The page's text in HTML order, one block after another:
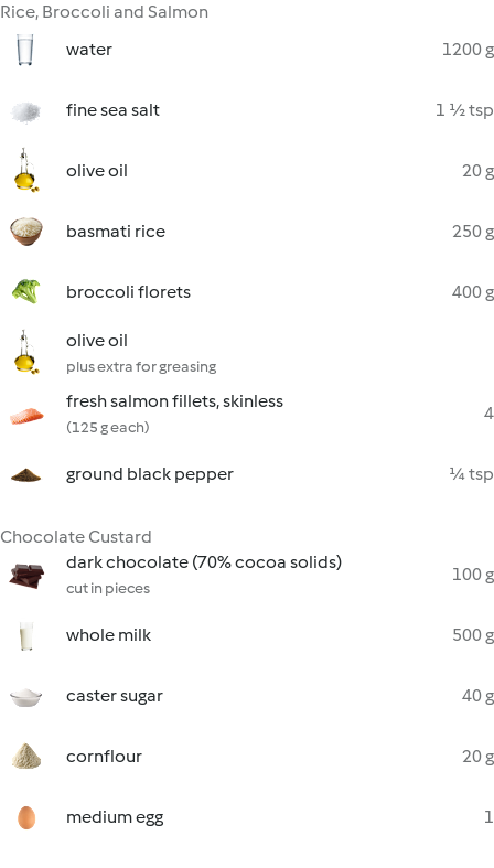
Rice, Broccoli and Salmon
water
1200 g
fine sea salt 1 ½ tsp
olive oil 20 g
basmati rice 250 g
broccoli florets 400 g
olive oil
plus extra for greasing
fresh salmon fillets, skinless
(125 g each)
4
ground black pepper ¼ tsp
Chocolate Custard
dark chocolate (70% cocoa solids)
cut in pieces
100 g
whole milk 500 g
caster sugar 40 g
cornflour 20 g
medium egg 1